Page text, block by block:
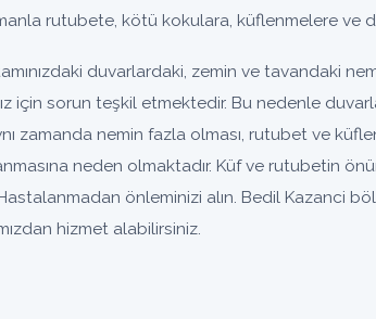
rutubete, kötü kokulara, küflenmelere ve
duvarlardaki, zemin ve tavandaki
için sorun teşkil etmektedir. Bu nedenle
zamanda nemin fazla olması, rutubet ve
neden olmaktadır. Küf ve rutubetin
önleminizi alın. Bedil Kazanci
hizmet alabilirsiniz.